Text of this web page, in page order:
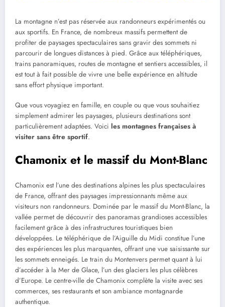
La montagne n’est pas réservée aux randonneurs expérimentés ou
aux sportifs. En France, de nombreux massifs permettent de
profiter de paysages spectaculaires sans gravir des sommets ni
parcourir de longues distances à pied. Grâce aux téléphériques,
trains panoramiques, routes de montagne et sentiers accessibles, il
est tout à fait possible de vivre une belle expérience en altitude
sans effort physique important.
Que vous voyagiez en famille, en couple ou que vous souhaitiez
simplement admirer les paysages, plusieurs destinations sont
particulièrement adaptées. Voici les montagnes françaises à
visiter sans être sportif.
Chamonix et le massif du Mont-Blanc
Chamonix est l’une des destinations alpines les plus spectaculaires
de France, offrant des paysages impressionnants même aux
visiteurs non randonneurs. Dominée par le massif du Mont-Blanc, la
vallée permet de découvrir des panoramas grandioses accessibles
facilement grâce à des infrastructures touristiques bien
développées. Le téléphérique de l’Aiguille du Midi constitue l’une
des expériences les plus marquantes, offrant une vue saisissante sur
les sommets enneigés. Le train du Montenvers permet quant à lui
d’accéder à la Mer de Glace, l’un des glaciers les plus célèbres
d’Europe. Le centre-ville de Chamonix complète la visite avec ses
commerces, ses restaurants et son ambiance montagnarde
authentique.